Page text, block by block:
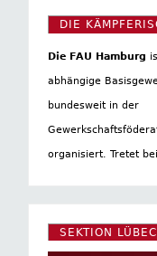
DIE
Die FAU Hamburg
abhängige
bundesweit in der
organisiert. Tretet
SEKTION